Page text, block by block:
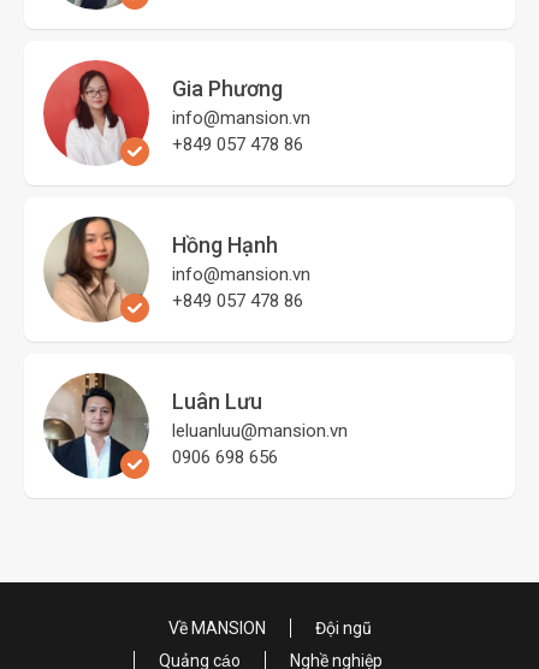
Gia Phương
info@mansion.vn
+849 057 478 86
Hồng Hạnh
info@mansion.vn
+849 057 478 86
Luân Lưu
leluanluu@mansion.vn
0906 698 656
Về MANSION
Đội ngũ
Quảng cáo
Nghề nghiệp